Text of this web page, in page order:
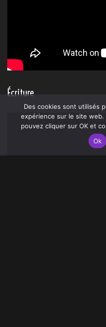
Écriture
Des cookies sont utilisés
expérience sur le site
pouvez cliquer sur OK et
Ok